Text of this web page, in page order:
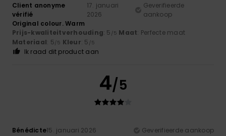
Client anonyme
vérifié
17. januari
2026
Geverifieerde
aankoop
Original colour. Warm
Prijs-kwaliteitverhouding: 5 /5 Maat: Perfecte maat
Materiaal: 5/5 Kleur: 5 /5
Ik raad dit product aan
4/5
Bénédicte15. januari 2026
Geverifieerde aankoop